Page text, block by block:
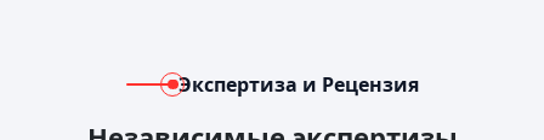
Экспертиза и Рецензия